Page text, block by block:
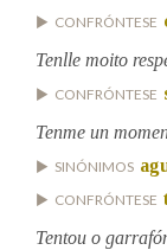
BUSCAR NO
Nas definicións
CONFRÓNTESE
Tenlle moito
CONFRÓNTESE
Tenme un
SINÓNIMOS
CONFRÓNTESE
Tentou o